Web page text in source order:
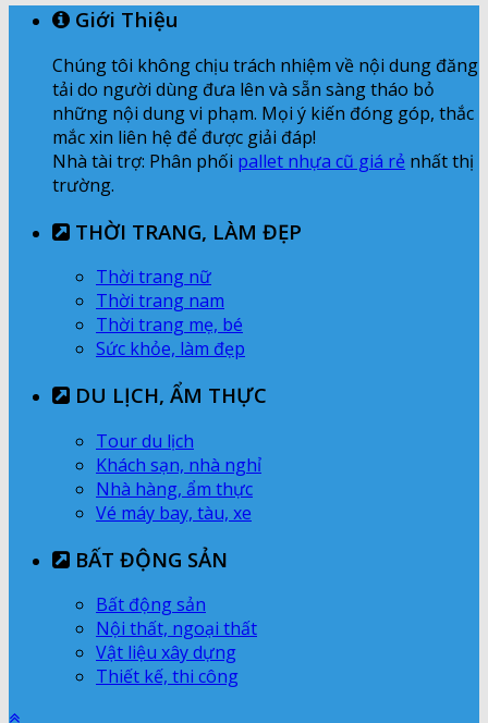
Giới Thiệu
Chúng tôi không chịu trách nhiệm về nội dung đăng
tải do người dùng đưa lên và sẵn sàng tháo bỏ
những nội dung vi phạm. Mọi ý kiến đóng góp, thắc
mắc xin liên hệ để được giải đáp!
Nhà tài trợ: Phân phối pallet nhựa cũ giá rẻ nhất thị
trường.
THỜI TRANG, LÀM ĐẸP
Thời trang nữ
Thời trang nam
Thời trang mẹ, bé
Sức khỏe, làm đẹp
DU LỊCH, ẨM THỰC
Tour du lịch
Khách sạn, nhà nghỉ
Nhà hàng, ẩm thực
Vé máy bay, tàu, xe
BẤT ĐỘNG SẢN
Bất động sản
Nội thất, ngoại thất
Vật liệu xây dựng
Thiết kế, thi công